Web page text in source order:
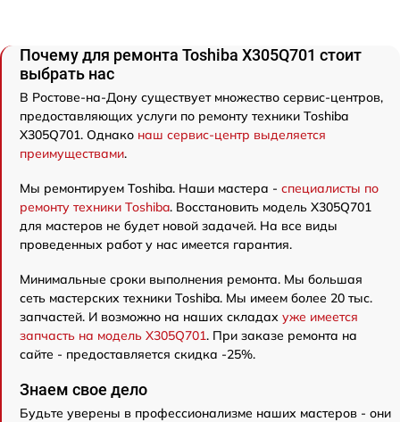
Почему для ремонта Toshiba X305Q701 стоит
выбрать нас
В Ростове-на-Дону существует множество сервис-центров,
предоставляющих услуги по ремонту техники Toshiba
X305Q701. Однако наш сервис-центр выделяется
преимуществами.
Мы ремонтируем Toshiba. Наши мастера - специалисты по
ремонту техники Toshiba. Восстановить модель X305Q701
для мастеров не будет новой задачей. На все виды
проведенных работ у нас имеется гарантия.
Минимальные сроки выполнения ремонта. Мы большая
сеть мастерских техники Toshiba. Мы имеем более 20 тыс.
запчастей. И возможно на наших складах уже имеется
запчасть на модель X305Q701. При заказе ремонта на
сайте - предоставляется скидка -25%.
Знаем свое дело
Будьте уверены в профессионализме наших мастеров - они